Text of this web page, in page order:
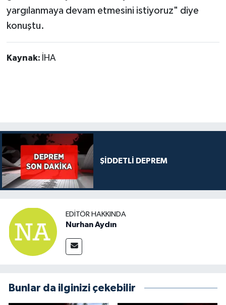
yargılanmaya devam etmesini istiyoruz" diye
konuştu.
Kaynak: İHA
ŞİDDETLİ DEPREM
EDITÖR HAKKINDA
Nurhan Aydın
Bunlar da ilginizi çekebilir